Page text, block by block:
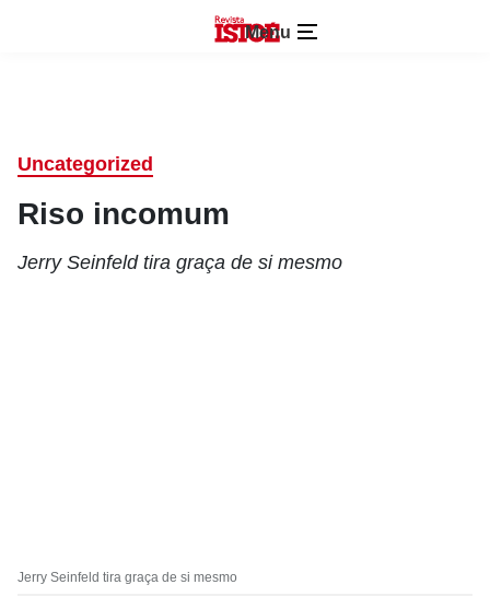
Menu
Uncategorized
Riso incomum
Jerry Seinfeld tira graça de si mesmo
Jerry Seinfeld tira graça de si mesmo